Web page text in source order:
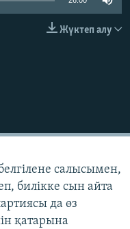
Жүктеп алу
салысымен,
билікке сын айта
да өз
қатарына